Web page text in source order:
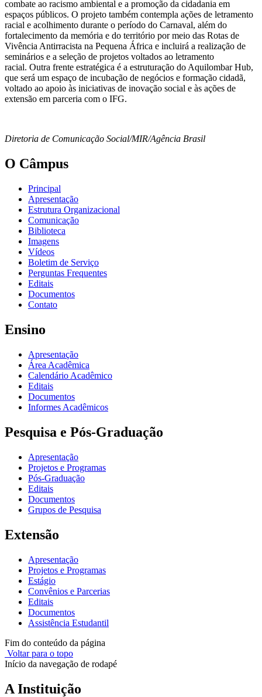
combate ao racismo ambiental e a promoção da cidadania em
espaços públicos. O projeto também contempla ações de letramento
racial e acolhimento durante o período do Carnaval, além do
fortalecimento da memória e do território por meio das Rotas de
Vivência Antirracista na Pequena África e incluirá a realização de
seminários e a seleção de projetos voltados ao letramento
racial. Outra frente estratégica é a estruturação do Aquilombar Hub,
que será um espaço de incubação de negócios e formação cidadã,
voltado ao apoio às iniciativas de inovação social e às ações de
extensão em parceria com o IFG.
Diretoria de Comunicação Social/MIR/Agência Brasil
O Câmpus
Principal
Apresentação
Estrutura Organizacional
Comunicação
Biblioteca
Imagens
Vídeos
Boletim de Serviço
Perguntas Frequentes
Editais
Documentos
Contato
Ensino
Apresentação
Área Acadêmica
Calendário Acadêmico
Editais
Documentos
Informes Acadêmicos
Pesquisa e Pós-Graduação
Apresentação
Projetos e Programas
Pós-Graduação
Editais
Documentos
Grupos de Pesquisa
Extensão
Apresentação
Projetos e Programas
Estágio
Convênios e Parcerias
Editais
Documentos
Assistência Estudantil
Fim do conteúdo da página
Voltar para o topo
Início da navegação de rodapé
A Instituição